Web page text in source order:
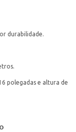
durabilidade.
polegadas e altura de